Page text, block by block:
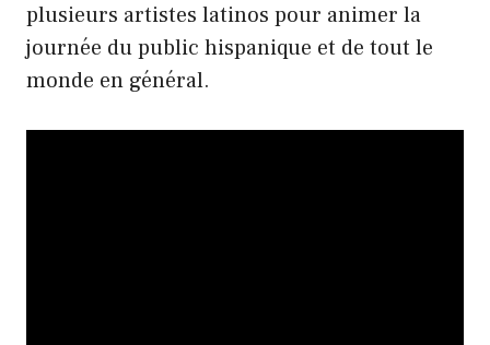
plusieurs artistes latinos pour animer la
journée du public hispanique et de tout le
monde en général.